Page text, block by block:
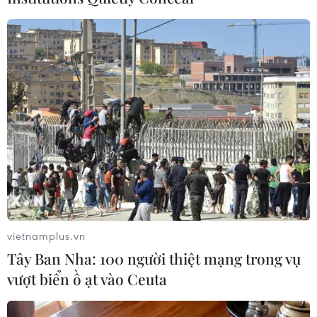
Bộ Văn hóa, Thể thao và Du lịch điều chỉnh lại
khu vực bảo vệ di tích nhưng đến thời điểm này
Bộ vẫn chưa trả lời./.
Thế Lập (TTXVN)
vietnamplus.vn
Tây Ban Nha: 100 người thiệt mạng trong vụ
vượt biển ồ ạt vào Ceuta